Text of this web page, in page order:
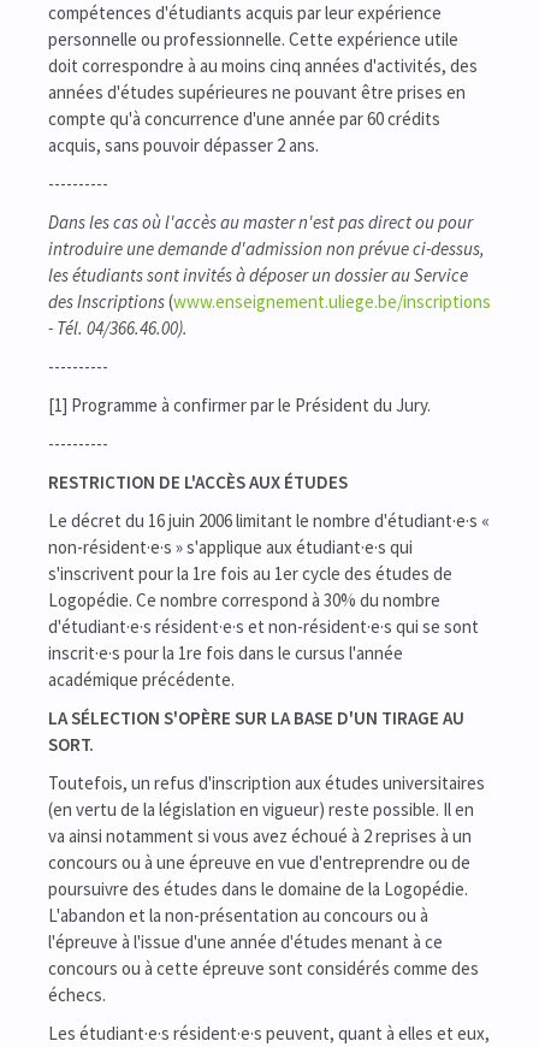
compétences d'étudiants acquis par leur expérience
personnelle ou professionnelle. Cette expérience utile
doit correspondre à au moins cinq années d'activités, des
années d'études supérieures ne pouvant être prises en
compte qu'à concurrence d'une année par 60 crédits
acquis, sans pouvoir dépasser 2 ans.
----------
Dans les cas où l'accès au master n'est pas direct ou pour
introduire une demande d'admission non prévue ci-dessus,
les étudiants sont invités à déposer un dossier au Service
des Inscriptions(www.enseignement.uliege.be/inscriptions
- Tél. 04/366.46.00).
----------
[1] Programme à confirmer par le Président du Jury.
----------
RESTRICTION DE L'ACCÈS AUX ÉTUDES
Le décret du 16 juin 2006 limitant le nombre d'étudiant·e·s «
non-résident·e·s » s'applique aux étudiant·e·s qui
s'inscrivent pour la 1re fois au 1er cycle des études de
Logopédie. Ce nombre correspond à 30% du nombre
d'étudiant·e·s résident·e·s et non-résident·e·s qui se sont
inscrit·e·s pour la 1re fois dans le cursus l'année
académique précédente.
LA SÉLECTION S'OPÈRE SUR LA BASE D'UN TIRAGE AU
SORT.
Toutefois, un refus d'inscription aux études universitaires
(en vertu de la législation en vigueur) reste possible. Il en
va ainsi notamment si vous avez échoué à 2 reprises à un
concours ou à une épreuve en vue d'entreprendre ou de
poursuivre des études dans le domaine de la Logopédie.
L'abandon et la non-présentation au concours ou à
l'épreuve à l'issue d'une année d'études menant à ce
concours ou à cette épreuve sont considérés comme des
échecs.
Les étudiant·e·s résident·e·s peuvent, quant à elles et eux,